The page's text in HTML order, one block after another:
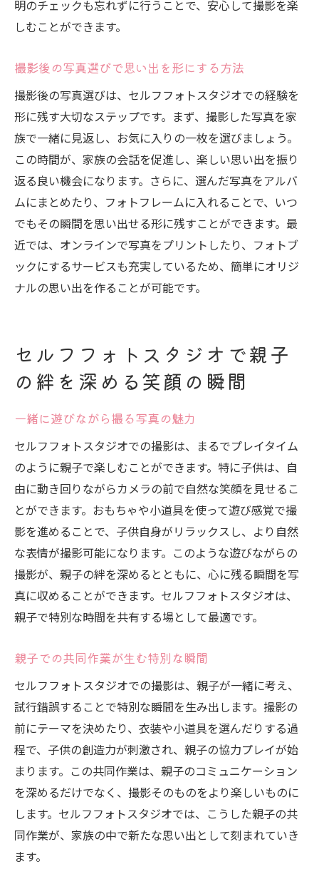
り方
セルフフォトスタジオで家族の笑顔を最大限に
引き出すコツ
全員がリラックスするための環境作り
笑顔を引き出すためのカメラアングル
家族全員の個性を活かした写真構成
笑顔を引き出すための効果的な指示出し
家族全員の笑顔を撮るためのタイミング
撮影後に思い出をより深くする振り返り
明のチェックも忘れずに行うことで、安心して撮影を楽
しむことができます。
撮影後の写真選びで思い出を形にする方法
撮影後の写真選びは、セルフフォトスタジオでの経験を
形に残す大切なステップです。まず、撮影した写真を家
族で一緒に見返し、お気に入りの一枚を選びましょう。
この時間が、家族の会話を促進し、楽しい思い出を振り
返る良い機会になります。さらに、選んだ写真をアルバ
ムにまとめたり、フォトフレームに入れることで、いつ
でもその瞬間を思い出せる形に残すことができます。最
近では、オンラインで写真をプリントしたり、フォトブ
ックにするサービスも充実しているため、簡単にオリジ
ナルの思い出を作ることが可能です。
セルフフォトスタジオで親子
の絆を深める笑顔の瞬間
一緒に遊びながら撮る写真の魅力
セルフフォトスタジオでの撮影は、まるでプレイタイム
のように親子で楽しむことができます。特に子供は、自
由に動き回りながらカメラの前で自然な笑顔を見せるこ
とができます。おもちゃや小道具を使って遊び感覚で撮
影を進めることで、子供自身がリラックスし、より自然
な表情が撮影可能になります。このような遊びながらの
撮影が、親子の絆を深めるとともに、心に残る瞬間を写
真に収めることができます。セルフフォトスタジオは、
親子で特別な時間を共有する場として最適です。
親子での共同作業が生む特別な瞬間
セルフフォトスタジオでの撮影は、親子が一緒に考え、
試行錯誤することで特別な瞬間を生み出します。撮影の
前にテーマを決めたり、衣装や小道具を選んだりする過
程で、子供の創造力が刺激され、親子の協力プレイが始
まります。この共同作業は、親子のコミュニケーション
を深めるだけでなく、撮影そのものをより楽しいものに
します。セルフフォトスタジオでは、こうした親子の共
同作業が、家族の中で新たな思い出として刻まれていき
ます。